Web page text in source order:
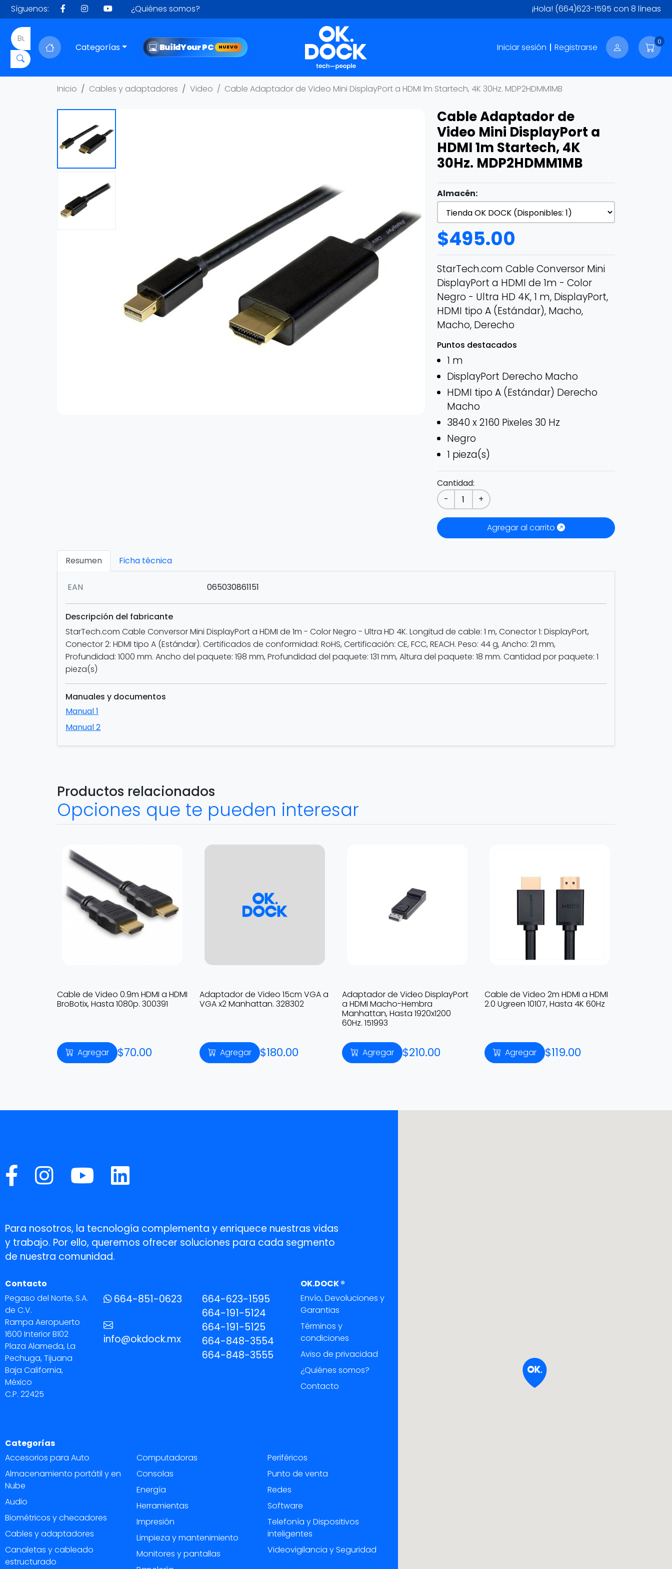
Síguenos: ¿Quiénes somos? ¡Hola! (664)623-1595 con 8 líneas
Categorías BuildYour PC NUEVO Iniciar sesión Registrarse
0
Inicio Cables y adaptadores Video Cable Adaptador de Video Mini DisplayPort a HDMI 1m Startech, 4K 30Hz. MDP2HDMM1MB
Cable Adaptador de
Video Mini DisplayPort a
HDMI 1m Startech, 4K
30Hz. MDP2HDMM1MB
Almacén:
$495.00
StarTech.com Cable Conversor Mini
DisplayPort a HDMI de 1m - Color
Negro - Ultra HD 4K, 1 m, DisplayPort,
HDMI tipo A (Estándar), Macho,
Macho, Derecho
Puntos destacados
1 m
DisplayPort Derecho Macho
HDMI tipo A (Estándar) Derecho
Macho
3840 x 2160 Pixeles 30 Hz
Negro
1 pieza(s)
Cantidad:
-
+
Agregar al carrito
Resumen Ficha técnica
EAN 065030861151
Descripción del fabricante
StarTech.com Cable Conversor Mini DisplayPort a HDMI de 1m - Color Negro - Ultra HD 4K. Longitud de cable: 1 m, Conector 1: DisplayPort,
Conector 2: HDMI tipo A (Estándar). Certificados de conformidad: RoHS, Certificación: CE, FCC, REACH. Peso: 44 g, Ancho: 21 mm,
Profundidad: 1000 mm. Ancho del paquete: 198 mm, Profundidad del paquete: 131 mm, Altura del paquete: 18 mm. Cantidad por paquete: 1
pieza(s)
Manuales y documentos
Manual 1
Manual 2
Productos relacionados
Opciones que te pueden interesar
Cable de Video 0.9m HDMI a HDMI
BroBotix, Hasta 1080p. 300391
Agregar $70.00
Adaptador de Video 15cm VGA a
VGA x2 Manhattan. 328302
Agregar $180.00
Adaptador de Video DisplayPort
a HDMI Macho-Hembra
Manhattan, Hasta 1920x1200
60Hz. 151993
Agregar $210.00
Cable de Video 2m HDMI a HDMI
2.0 Ugreen 10107, Hasta 4K 60Hz
Agregar $119.00
Para nosotros, la tecnología complementa y enriquece nuestras vidas
y trabajo. Por ello, queremos ofrecer soluciones para cada segmento
de nuestra comunidad.
Contacto
Pegaso del Norte, S.A.
de C.V.
Rampa Aeropuerto
1600 Interior B102
Plaza Alameda, La
Pechuga, Tijuana
Baja California,
México
C.P. 22425
664-851-0623
info@okdock.mx
664-623-1595
664-191-5124
664-191-5125
664-848-3554
664-848-3555
OK.DOCK ®
Envío, Devoluciones y
Garantias
Términos y
condiciones
Aviso de privacidad
¿Quiénes somos?
Contacto
Categorías
Accesorios para Auto
Almacenamiento portátil y en
Nube
Audio
Biométricos y checadores
Cables y adaptadores
Canaletas y cableado
estructurado
Computadoras
Consolas
Energía
Herramientas
Impresión
Limpieza y mantenimiento
Monitores y pantallas
Periféricos
Punto de venta
Redes
Software
Telefonía y Dispositivos
inteligentes
Videovigilancia y Seguridad